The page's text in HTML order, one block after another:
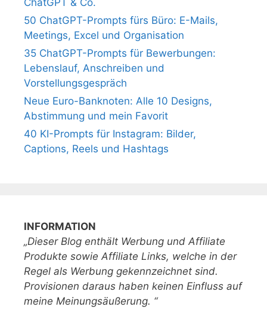
50 ChatGPT-Prompts fürs Büro: E-Mails,
Meetings, Excel und Organisation
35 ChatGPT-Prompts für Bewerbungen:
Lebenslauf, Anschreiben und
Vorstellungsgespräch
Neue Euro-Banknoten: Alle 10 Designs,
Abstimmung und mein Favorit
40 KI-Prompts für Instagram: Bilder,
Captions, Reels und Hashtags
INFORMATION
„Dieser Blog enthält Werbung und Affiliate
Produkte sowie Affiliate Links, welche in der
Regel als Werbung gekennzeichnet sind.
Provisionen daraus haben keinen Einfluss auf
meine Meinungsäußerung. “